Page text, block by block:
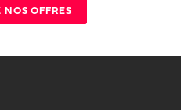
NOS OFFRES